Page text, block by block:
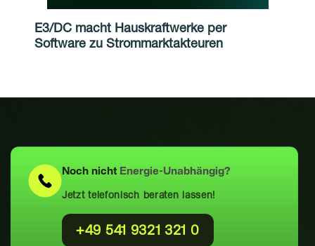
E3/DC macht Hauskraftwerke per
Software zu Strommarktakteuren
Noch nicht Energie-Unabhängig?
Jetzt telefonisch beraten lassen!
+49 541 9321 321 0